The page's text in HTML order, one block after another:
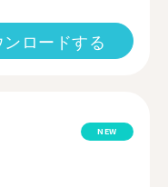
ロードする
NEW